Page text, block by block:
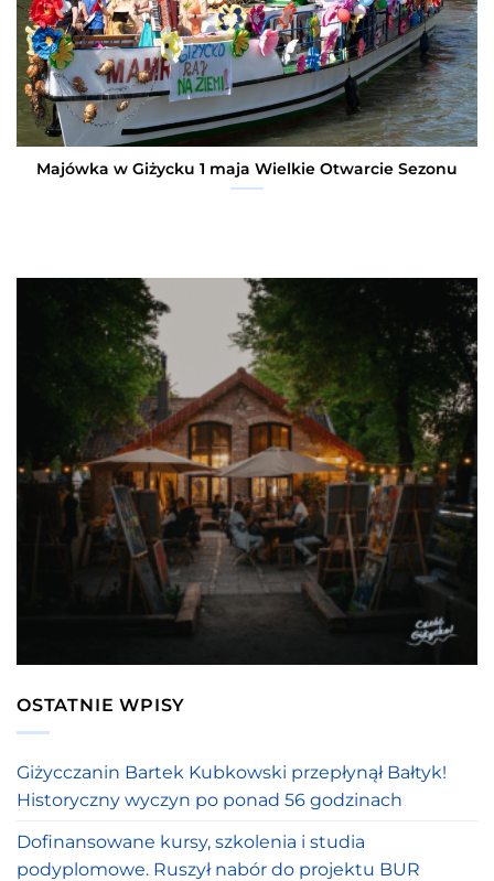
Majówka w Giżycku 1 maja Wielkie Otwarcie Sezonu
OSTATNIE WPISY
Giżycczanin Bartek Kubkowski przepłynął Bałtyk!
Historyczny wyczyn po ponad 56 godzinach
Dofinansowane kursy, szkolenia i studia
podyplomowe. Ruszył nabór do projektu BUR